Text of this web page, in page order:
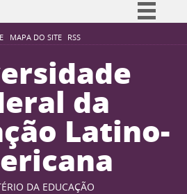
MAPA DO SITE RSS
Simplifique!
Participe
Acesso à informação
Legislação
Canais
da
Latino-
DA EDUCAÇÃO